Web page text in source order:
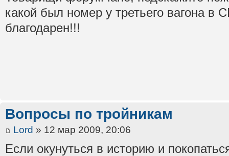
какой был номер у третьего вагона в
благодарен!!!
Вопросы по тройникам
Lord » 12 мар 2009, 20:06
Если окунуться в историю и